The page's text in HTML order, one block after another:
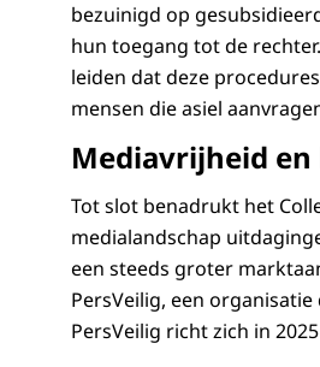
bezuinigd op
hun toegang tot de
leiden dat deze
mensen die asiel
Mediavrijheid
Tot slot benadrukt het
medialandschap
een steeds groter
PersVeilig, een
PersVeilig richt zich in